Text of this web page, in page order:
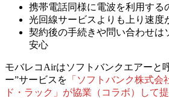
携帯電話同様に電波を利用する
光回線サービスよりも上り速度
契約後の手続きや問い合わせは
安心
モバレコAirはソフトバンクエアーと
ー”サービスを 「ソフトバンク株式
ド・ラック」が協業（コラボ）して